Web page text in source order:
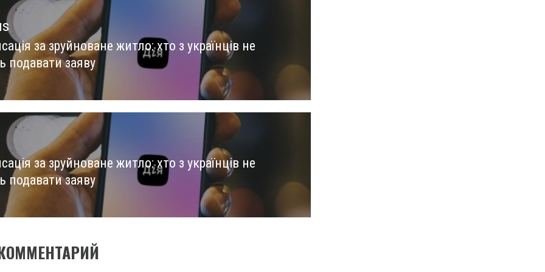
за зруйноване житло: хто з українців не
подавати заяву
за зруйноване житло: хто з українців не
подавати заяву